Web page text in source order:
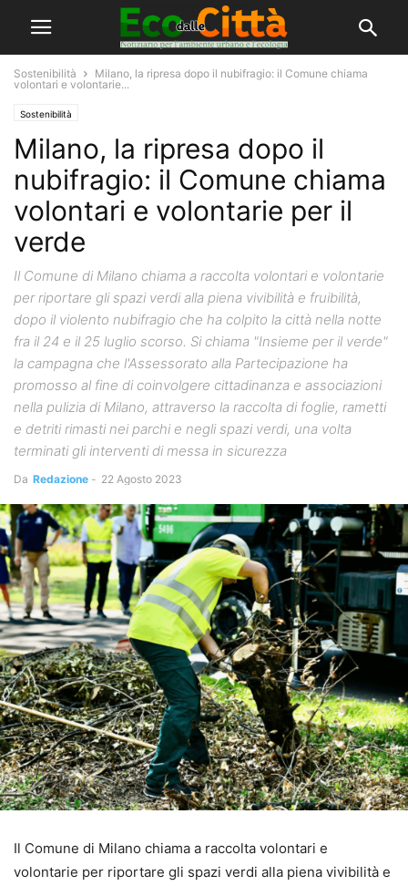
Sostenibilità
Milano, la ripresa dopo il nubifragio: il Comune chiama
volontari e volontarie...
Sostenibilità
Milano, la ripresa dopo il
nubifragio: il Comune chiama
volontari e volontarie per il
verde
Il Comune di Milano chiama a raccolta volontari e volontarie
per riportare gli spazi verdi alla piena vivibilità e fruibilità,
dopo il violento nubifragio che ha colpito la città nella notte
fra il 24 e il 25 luglio scorso. Si chiama "Insieme per il verde"
la campagna che l'Assessorato alla Partecipazione ha
promosso al fine di coinvolgere cittadinanza e associazioni
nella pulizia di Milano, attraverso la raccolta di foglie, rametti
e detriti rimasti nei parchi e negli spazi verdi, una volta
terminati gli interventi di messa in sicurezza
Da Redazione - 22 Agosto 2023
Il Comune di Milano chiama a raccolta volontari e
volontarie per riportare gli spazi verdi alla piena vivibilità e